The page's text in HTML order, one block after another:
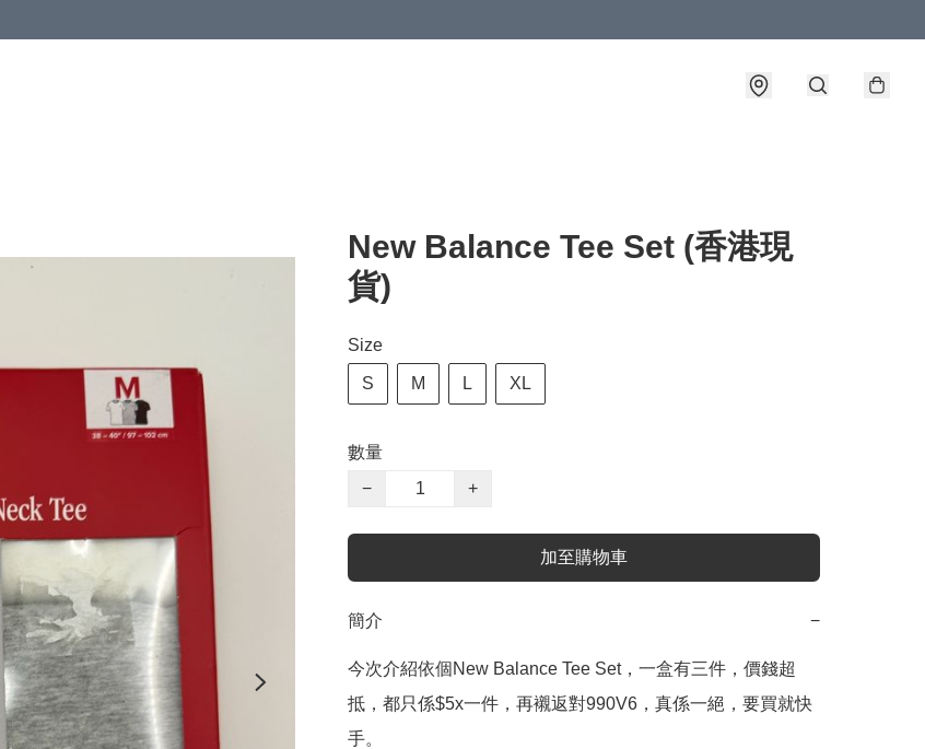
New Balance Tee Set (香港現
貨)
Size
S M L XL
數量
−
+
加至購物車
簡介 −
今次介紹依個New Balance Tee Set，一盒有三件，價錢超
抵，都只係$5x一件，再襯返對990V6，真係一絕，要買就快
手。